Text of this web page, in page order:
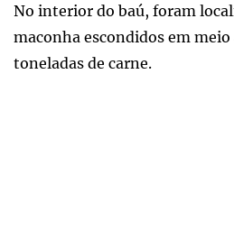
No interior do baú, foram
maconha escondidos em meio
toneladas de carne.